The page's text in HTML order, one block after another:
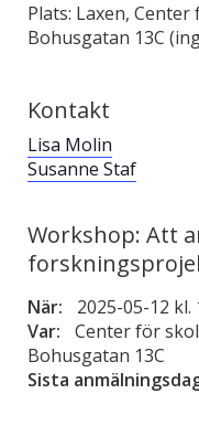
Plats: Laxen,
Bohusgatan 13C
Kontakt
Lisa Molin
Susanne Staf
Workshop: Att
När: 2025-05-12 kl.
Var:
Center för
Bohusgatan 13C
Sista